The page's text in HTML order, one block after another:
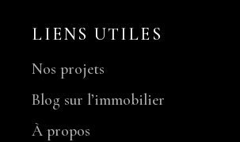
LIENS UTILES
Nos projets
Blog sur l’immobilier
À propos